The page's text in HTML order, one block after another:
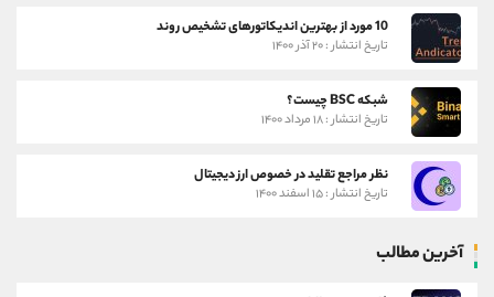
10 مورد از بهترین اندیکاتورهای تشخیص روند
تاریخ انتشار : ۲۰ آذر ۱۴۰۰
شبکه BSC چیست؟
تاریخ انتشار : ۱۸ مرداد ۱۴۰۰
نظر مراجع تقلید در خصوص ارز دیجیتال
تاریخ انتشار : ۱۵ اسفند ۱۴۰۰
آخرین مطالب